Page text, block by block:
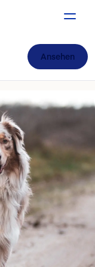
Ansehen